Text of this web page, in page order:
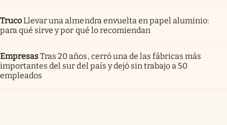
TrucoLlevar una almendra envuelta en papel aluminio:
para qué sirve y por qué lo recomiendan
EmpresasTras 20 años, cerró una de las fábricas más
importantes del sur del país y dejó sin trabajo a 50
empleados